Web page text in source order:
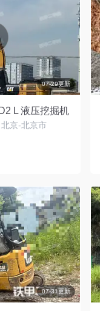
07-29更新
L 液压挖掘机
京-北京市
07-31更新